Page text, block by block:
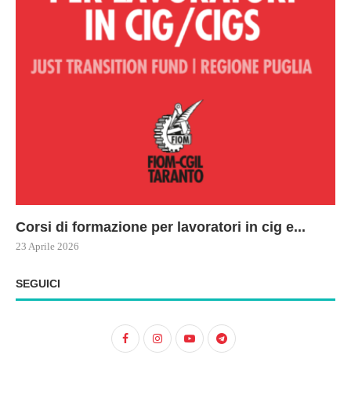
Corsi di formazione per lavoratori in cig e...
23 Aprile 2026
SEGUICI